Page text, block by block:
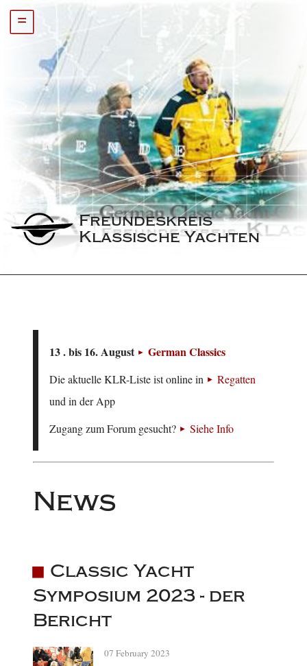
=
Freundeskreis
Klassische Yachten
13 . bis 16. August German Classics
Die aktuelle KLR-Liste ist online in
Regatten
und in der App
Zugang zum Forum gesucht?
Siehe Info
News
Classic Yacht
Symposium 2023 - der
Bericht
07 February 2023